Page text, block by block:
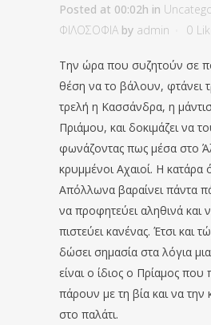
Posted at 00:02h in
ΦΙΛΟΣΟΦΙΑ by admin 0
Την ώρα που συζητούν σε
θέση να το βάλουν, φτάνει
τρελή η Κασσάνδρα, η
Πριάμου, και δοκιμάζει να
φωνάζοντας πως μέσα στο
κρυμμένοι Αχαιοί. Η κατάρα
Απόλλωνα βαραίνει πάντα
να προφητεύει αληθινά και
πιστεύει κανένας. Έτσι και
δώσει σημασία στα λόγια
είναι ο ίδιος ο Πρίαμος που
πάρουν με τη βία και να την
στο παλάτι.